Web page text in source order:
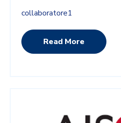
collaboratore1
Read More